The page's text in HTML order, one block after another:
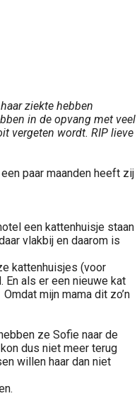
ziekte hebben
in de opvang met veel
vergeten wordt. RIP lieve
paar maanden heeft zij
een kattenhuisje staan
vlakbij en daarom is
kattenhuisjes (voor
als er een nieuwe kat
mijn mama dit zo’n
ze Sofie naar de
dus niet meer terug
willen haar dan niet